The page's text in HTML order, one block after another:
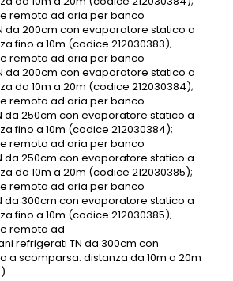
remota ad aria per banco
da 200cm con evaporatore statico a
fino a 10m (codice 212030383);
remota ad aria per banco
da 200cm con evaporatore statico a
da 10m a 20m (codice 212030384);
remota ad aria per banco
da 250cm con evaporatore statico a
fino a 10m (codice 212030384);
remota ad aria per banco
da 250cm con evaporatore statico a
da 10m a 20m (codice 212030385);
remota ad aria per banco
da 300cm con evaporatore statico a
fino a 10m (codice 212030385);
remota ad
refrigerati TN da 300cm con
a scomparsa: distanza da 10m a 20m